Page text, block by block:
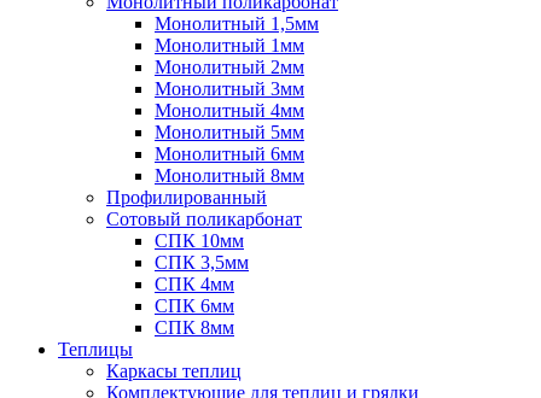
Монолитный 1,5мм
Монолитный 1мм
Монолитный 2мм
Монолитный 3мм
Монолитный 4мм
Монолитный 5мм
Монолитный 6мм
Монолитный 8мм
Профилированный
Сотовый поликарбонат
СПК 10мм
СПК 3,5мм
СПК 4мм
СПК 6мм
СПК 8мм
Теплицы
Каркасы теплиц
Комплектующие для теплиц и грядки